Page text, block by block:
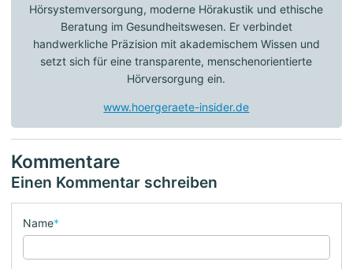
Hörsystemversorgung, moderne Hörakustik und ethische
Beratung im Gesundheitswesen. Er verbindet
handwerkliche Präzision mit akademischem Wissen und
setzt sich für eine transparente, menschenorientierte
Hörversorgung ein.
www.hoergeraete-insider.de
Kommentare
Einen Kommentar schreiben
Name*